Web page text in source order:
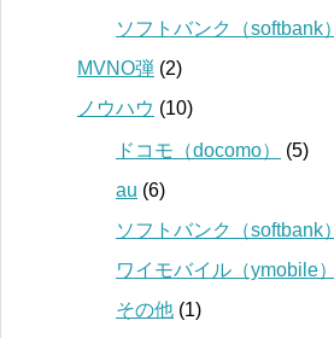
ソフトバンク（softbank）
MVNO弾 (2)
ノウハウ (10)
ドコモ（docomo）
(5)
au (6)
ソフトバンク（softbank）
ワイモバイル（ymobile）
その他 (1)